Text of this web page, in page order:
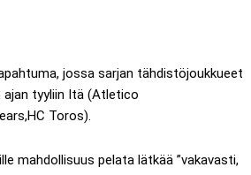
jossa sarjan tähdistöjoukkueet
tyyliin Itä (Atletico
Toros).
mahdollisuus pelata lätkää ”vakavasti,